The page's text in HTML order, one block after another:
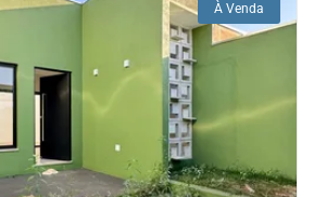
À Venda